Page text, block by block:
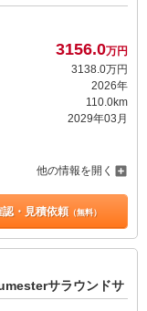
3156.0万円
3138.0万円
2026年
110.0km
2029年03月
他の情報を開く
認・見積依頼（無料）
サラウンドサ